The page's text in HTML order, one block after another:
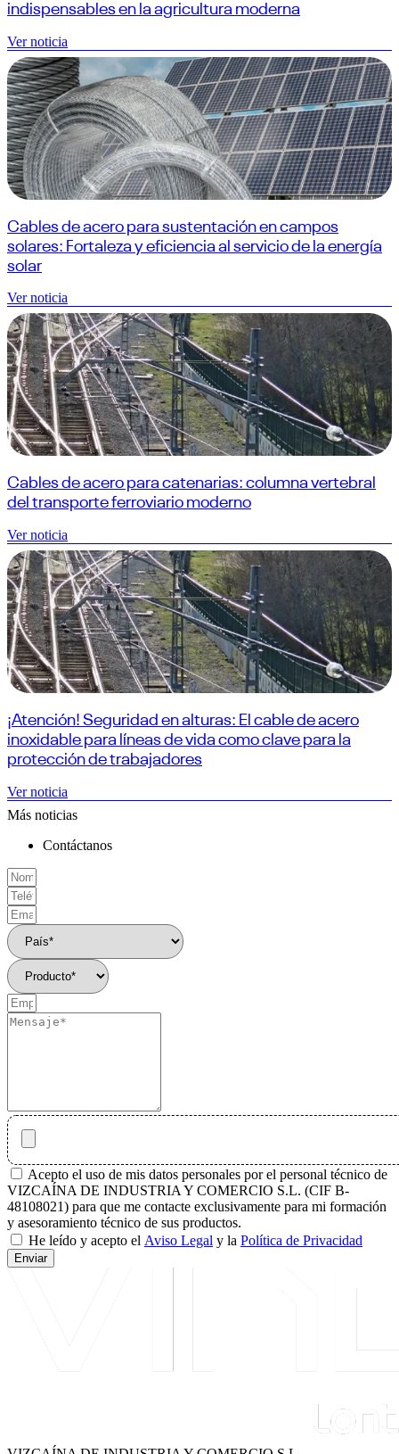
indispensables en la agricultura moderna
Ver noticia
Cables de acero para sustentación en campos
solares: Fortaleza y eficiencia al servicio de la energía
solar
Ver noticia
Cables de acero para catenarias: columna vertebral
del transporte ferroviario moderno
Ver noticia
¡Atención! Seguridad en alturas: El cable de acero
inoxidable para líneas de vida como clave para la
protección de trabajadores
Ver noticia
Más noticias
Contáctanos
Acepto el uso de mis datos personales por el personal técnico de
VIZCAÍNA DE INDUSTRIA Y COMERCIO S.L. (CIF B-
48108021) para que me contacte exclusivamente para mi formación
y asesoramiento técnico de sus productos.
He leído y acepto el Aviso Legal y la Política de Privacidad
Enviar